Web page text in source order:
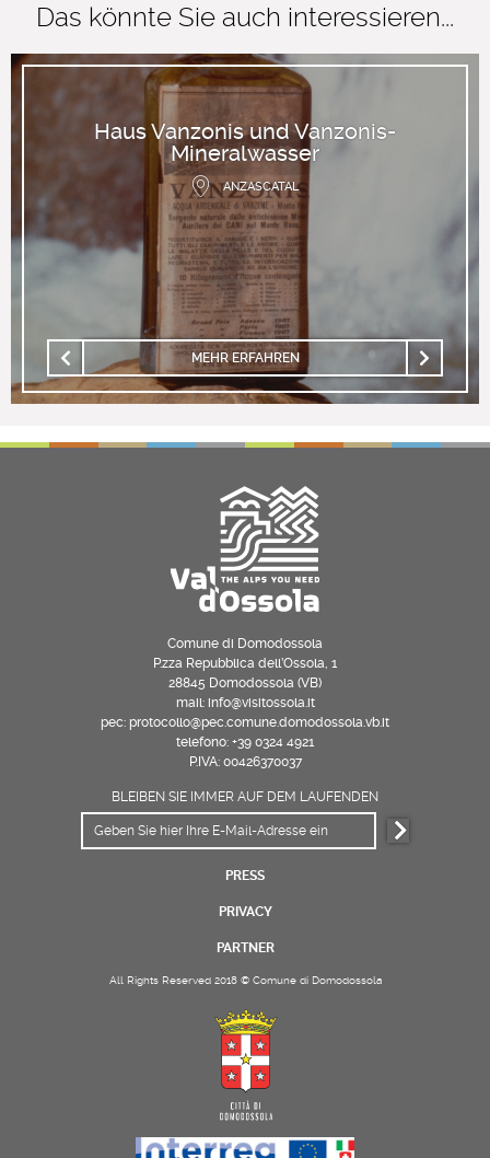
Das könnte Sie auch interessieren...
Haus Vanzonis und Vanzonis-
Mineralwasser
ANZASCATAL
MEHR ERFAHREN
Comune di Domodossola
P.zza Repubblica dell’Ossola, 1
28845 Domodossola (VB)
mail: info@visitossola.it
pec: protocollo@pec.comune.domodossola.vb.it
telefono: +39 0324 4921
P.IVA: 00426370037
BLEIBEN SIE IMMER AUF DEM LAUFENDEN
PRESS
PRIVACY
PARTNER
All Rights Reserved 2018 © Comune di Domodossola